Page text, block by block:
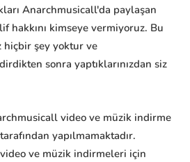
Anarchmusicall'da paylaşan
hakkını kimseye vermiyoruz. Bu
hiçbir şey yoktur ve
sonra yaptıklarınızdan siz
video ve müzik indirme
yapılmamaktadır.
video ve müzik indirmeleri için